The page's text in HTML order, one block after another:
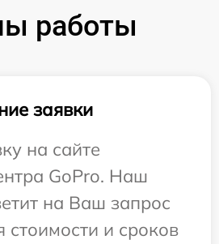
работы
заявки
на сайте
GoPro. Наш
на Ваш запрос
стоимости и сроков